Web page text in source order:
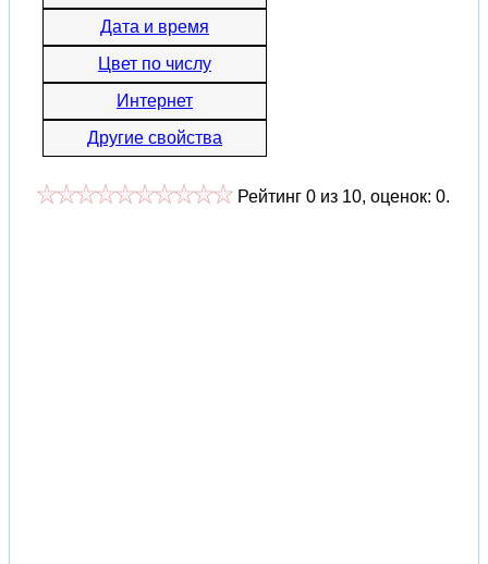
Дата и время
Цвет по числу
Интернет
Другие свойства
Рейтинг 0 из 10, оценок: 0.